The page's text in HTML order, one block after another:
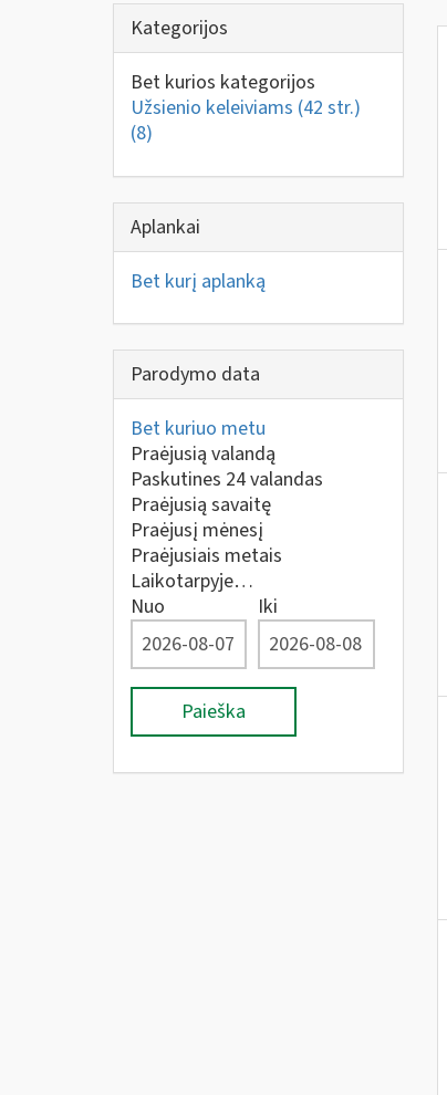
Kategorijos
Bet kurios kategorijos
Užsienio keleiviams (42 str.)
(8)
Aplankai
Bet kurį aplanką
Parodymo data
Bet kuriuo metu
Praėjusią valandą
Paskutines 24 valandas
Praėjusią savaitę
Praėjusį mėnesį
Praėjusiais metais
Laikotarpyje…
Nuo
Iki
Paieška